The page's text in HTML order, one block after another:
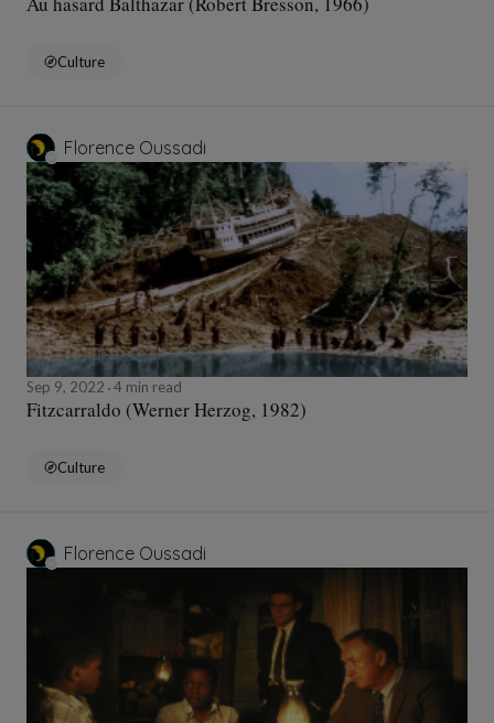
Culture
Florence Oussadi
Sep 9, 2022 4 min read
Fitzcarraldo (Werner Herzog, 1982)
Culture
Florence Oussadi